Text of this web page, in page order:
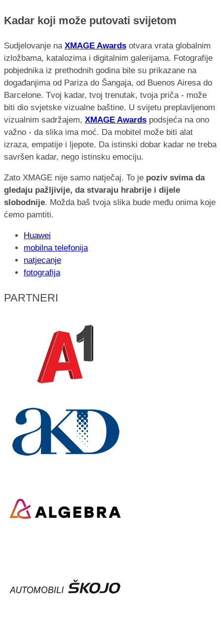
Kadar koji može putovati svijetom
Sudjelovanje na XMAGE Awards otvara vrata globalnim
izložbama, katalozima i digitalnim galerijama. Fotografije
pobjednika iz prethodnih godina bile su prikazane na
događanjima od Pariza do Šangaja, od Buenos Airesa do
Barcelone. Tvoj kadar, tvoj trenutak, tvoja priča - može
biti dio svjetske vizualne baštine. U svijetu preplavljenom
vizualnim sadržajem, XMAGE Awards podsjeća na ono
važno - da slika ima moć. Da mobitel može biti alat
izraza, empatije i ljepote. Da istinski dobar kadar ne treba
savršen kadar, nego istinsku emociju.
Zato XMAGE nije samo natječaj. To je poziv svima da
gledaju pažljivije, da stvaraju hrabrije i dijele
slobodnije. Možda baš tvoja slika bude među onima koje
ćemo pamtiti.
Huawei
mobilna telefonija
natjecanje
fotografija
PARTNERI